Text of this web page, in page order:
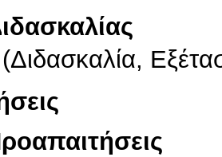
(Διδασκαλία,